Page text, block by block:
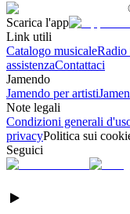
Scarica l'app
Link utili
Catalogo musicaleRadio
assistenzaContattaci
Jamendo
Jamendo per artisti
Note legali
Condizioni generali
privacyPolitica sui
Seguici